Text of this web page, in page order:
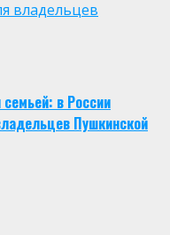
владельцев
в России
Пушкинской